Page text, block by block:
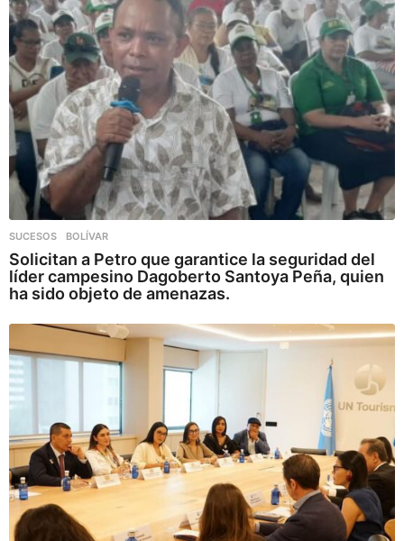
SUCESOS ,BOLÍVAR
Solicitan a Petro que garantice la seguridad del
líder campesino Dagoberto Santoya Peña, quien
ha sido objeto de amenazas.